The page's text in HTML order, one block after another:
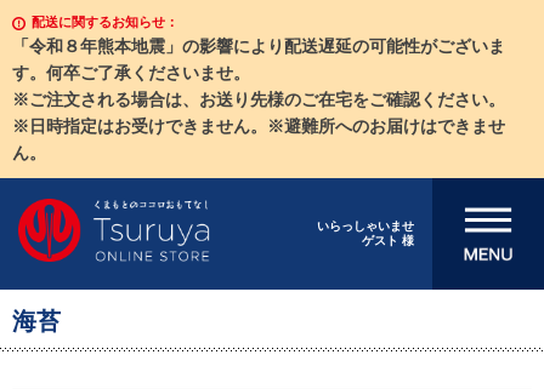
配送に関するお知らせ：
「令和８年熊本地震」の影響により配送遅延の可能性がございま
す。何卒ご了承くださいませ。
※ご注文される場合は、お送り先様のご在宅をご確認ください。
※日時指定はお受けできません。※避難所へのお届けはできませ
ん。
いらっしゃいませ
ゲスト 様
メニューを開
海苔